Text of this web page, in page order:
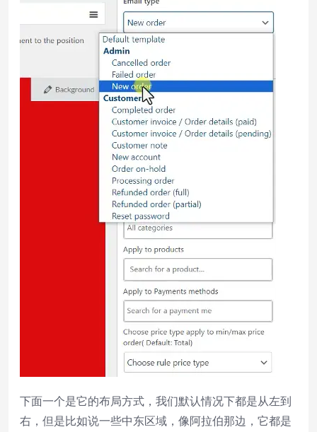
下面一个是它的布局方式，我们默认情况下都是从左到
右，但是比如说一些中东区域，像阿拉伯那边，它都是